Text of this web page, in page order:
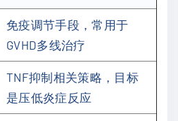
免疫调节手段，常用于
GVHD多线治疗
TNF抑制相关策略，目标
是压低炎症反应